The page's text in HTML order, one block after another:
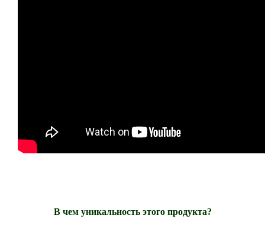
В чем уникальность этого продукта?